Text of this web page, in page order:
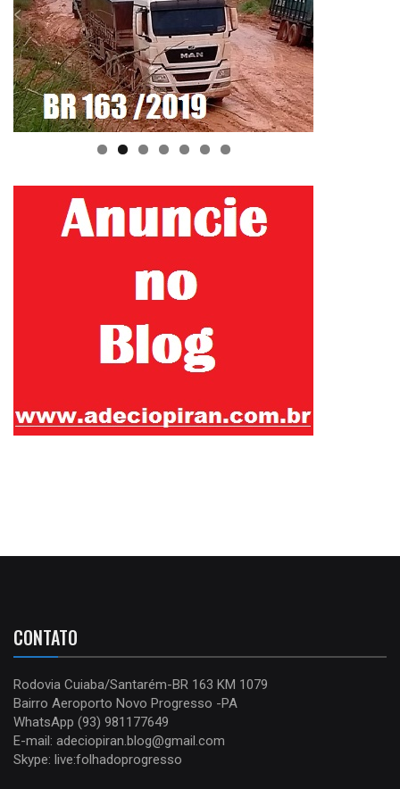
CONTATO
Rodovia Cuiaba/Santarém-BR 163 KM 1079
Bairro Aeroporto Novo Progresso -PA
WhatsApp (93) 981177649
E-mail: adeciopiran.blog@gmail.com
Skype: live:folhadoprogresso